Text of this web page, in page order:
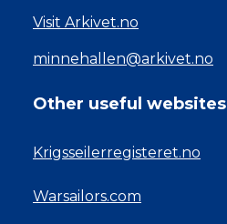
Visit Arkivet.no
minnehallen@arkivet.no
Other useful websites
Krigsseilerregisteret.no
Warsailors.com